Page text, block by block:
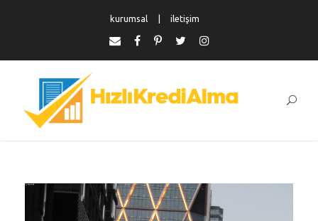
kurumsal iletişim